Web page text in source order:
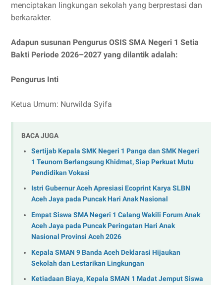
menciptakan lingkungan sekolah yang berprestasi dan
berkarakter.
Adapun susunan Pengurus OSIS SMA Negeri 1 Setia
Bakti Periode 2026–2027 yang dilantik adalah:
Pengurus Inti
Ketua Umum: Nurwilda Syifa
BACA JUGA
Sertijab Kepala SMK Negeri 1 Panga dan SMK Negeri
1 Teunom Berlangsung Khidmat, Siap Perkuat Mutu
Pendidikan Vokasi
Istri Gubernur Aceh Apresiasi Ecoprint Karya SLBN
Aceh Jaya pada Puncak Hari Anak Nasional
Empat Siswa SMA Negeri 1 Calang Wakili Forum Anak
Aceh Jaya pada Puncak Peringatan Hari Anak
Nasional Provinsi Aceh 2026
Kepala SMAN 9 Banda Aceh Deklarasi Hijaukan
Sekolah dan Lestarikan Lingkungan
Ketiadaan Biaya, Kepala SMAN 1 Madat Jemput Siswa